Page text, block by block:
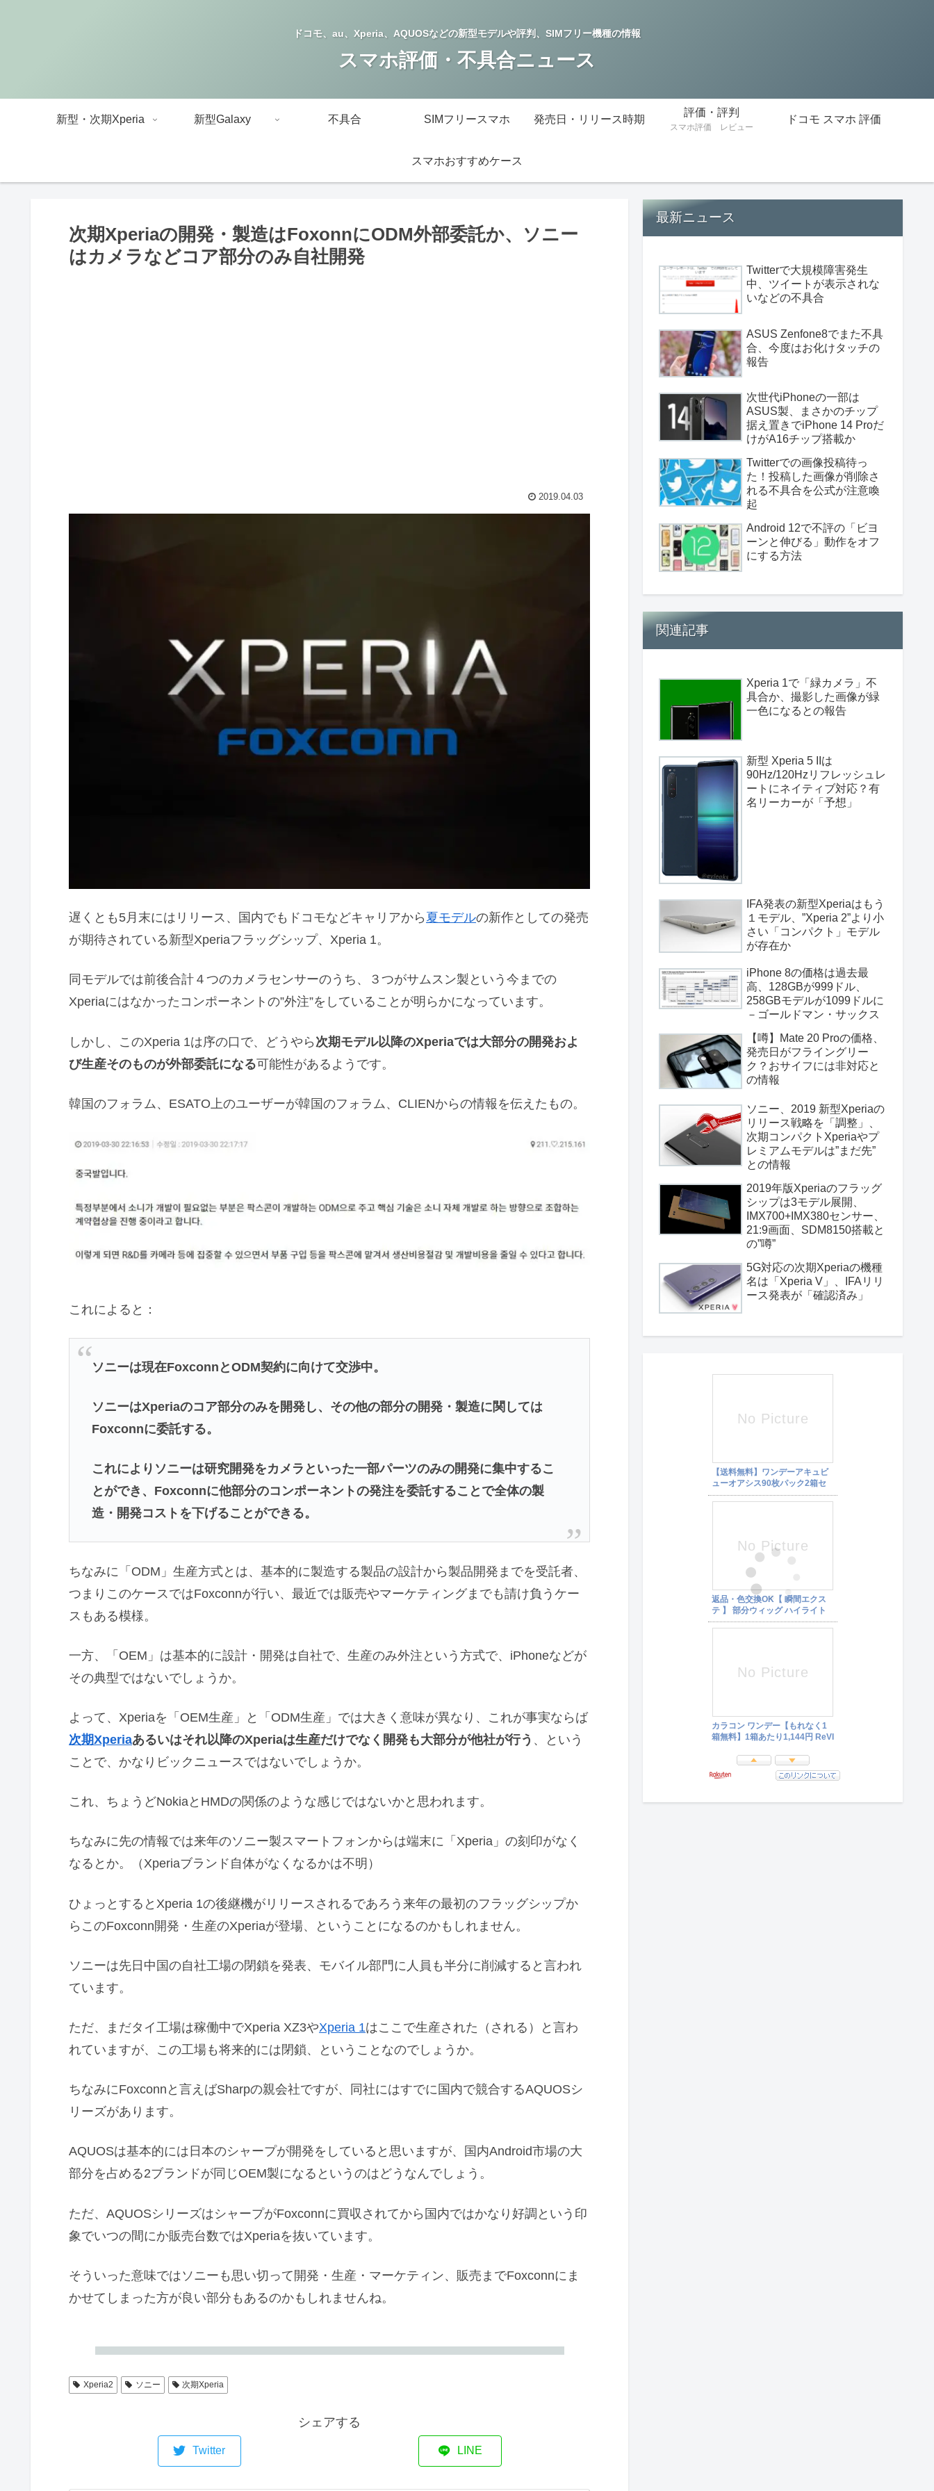
ドコモ、au、Xperia、AQUOSなどの新型モデルや評判、SIMフリー機種の情報
スマホ評価・不具合ニュース
新型・次期Xperia 新型Galaxy 不具合 SIMフリースマホ 発売日・リリース時期
評価・評判
スマホ評価 レビュー
ドコモ スマホ 評価
スマホおすすめケース
次期Xperiaの開発・製造はFoxonnにODM外部委託か、ソニー
はカメラなどコア部分のみ自社開発
2019.04.03
遅くとも5月末にはリリース、国内でもドコモなどキャリアから 夏モデルの新作としての発売
が期待されている新型Xperiaフラッグシップ、Xperia 1。
同モデルでは前後合計４つのカメラセンサーのうち、３つがサムスン製という今までの
Xperiaにはなかったコンポーネントの”外注”をしていることが明らかになっています。
しかし、このXperia 1は序の口で、どうやら 次期モデル以降のXperiaでは大部分の開発およ
び生産そのものが外部委託になる可能性があるようです。
韓国のフォラム、ESATO上のユーザーが韓国のフォラム、CLIENからの情報を伝えたもの。
これによると：
ソニーは現在FoxconnとODM契約に向けて交渉中。
ソニーはXperiaのコア部分のみを開発し、その他の部分の開発・製造に関しては
Foxconnに委託する。
これによりソニーは研究開発をカメラといった一部パーツのみの開発に集中するこ
とができ、Foxconnに他部分のコンポーネントの発注を委託することで全体の製
造・開発コストを下げることができる。
ちなみに「ODM」生産方式とは、基本的に製造する製品の設計から製品開発までを受託者、
つまりこのケースではFoxconnが行い、最近では販売やマーケティングまでも請け負うケー
スもある模様。
一方、「OEM」は基本的に設計・開発は自社で、生産のみ外注という方式で、iPhoneなどが
その典型ではないでしょうか。
よって、Xperiaを「OEM生産」と「ODM生産」では大きく意味が異なり、これが事実ならば
次期Xperiaあるいはそれ以降のXperiaは生産だけでなく開発も大部分が他社が行う 、という
ことで、かなりビックニュースではないでしょうか。
これ、ちょうどNokiaとHMDの関係のような感じではないかと思われます。
ちなみに先の情報では来年のソニー製スマートフォンからは端末に「Xperia」の刻印がなく
なるとか。（Xperiaブランド自体がなくなるかは不明）
ひょっとするとXperia 1の後継機がリリースされるであろう来年の最初のフラッグシップか
らこのFoxconn開発・生産のXperiaが登場、ということになるのかもしれません。
ソニーは先日中国の自社工場の閉鎖を発表、モバイル部門に人員も半分に削減すると言われ
ています。
ただ、まだタイ工場は稼働中でXperia XZ3やXperia 1はここで生産された（される）と言わ
れていますが、この工場も将来的には閉鎖、ということなのでしょうか。
ちなみにFoxconnと言えばSharpの親会社ですが、同社にはすでに国内で競合するAQUOSシ
リーズがあります。
AQUOSは基本的には日本のシャープが開発をしていると思いますが、国内Android市場の大
部分を占める2ブランドが同じOEM製になるというのはどうなんでしょう。
ただ、AQUOSシリーズはシャープがFoxconnに買収されてから国内ではかなり好調という印
象でいつの間にか販売台数ではXperiaを抜いています。
そういった意味ではソニーも思い切って開発・生産・マーケティン、販売までFoxconnにま
かせてしまった方が良い部分もあるのかもしれませんね。
Xperia2 ソニー 次期Xperia
シェアする
Twitter LINE
最新ニュース
Twitterで大規模障害発生
中、ツイートが表示されな
いなどの不具合
ASUS Zenfone8でまた不具
合、今度はお化けタッチの
報告
次世代iPhoneの一部は
ASUS製、まさかのチップ
据え置きでiPhone 14 Proだ
けがA16チップ搭載か
Twitterでの画像投稿待っ
た！投稿した画像が削除さ
れる不具合を公式が注意喚
起
Android 12で不評の「ビヨ
ーンと伸びる」動作をオフ
にする方法
関連記事
Xperia 1で「緑カメラ」不
具合か、撮影した画像が緑
一色になるとの報告
新型 Xperia 5 IIは
90Hz/120Hzリフレッシュレ
ートにネイティブ対応？有
名リーカーが「予想」
IFA発表の新型Xperiaはもう
１モデル、”Xperia 2”より小
さい「コンパクト」モデル
が存在か
iPhone 8の価格は過去最
高、128GBが999ドル、
258GBモデルが1099ドルに
－ゴールドマン・サックス
【噂】Mate 20 Proの価格、
発売日がフライングリー
ク？おサイフには非対応と
の情報
ソニー、2019 新型Xperiaの
リリース戦略を「調整」、
次期コンパクトXperiaやプ
レミアムモデルは”まだ先”
との情報
2019年版Xperiaのフラッグ
シップは3モデル展開、
IMX700+IMX380センサー、
21:9画面、SDM8150搭載と
の”噂”
5G対応の次期Xperiaの機種
名は「Xperia V」、IFAリリ
ース発表が「確認済み」